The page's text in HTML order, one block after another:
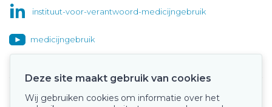
instituut-voor-verantwoord-medicijngebruik
medicijngebruik
Onze keurmerken
Deze site maakt gebruik van cookies
Wij gebruiken cookies om informatie over het